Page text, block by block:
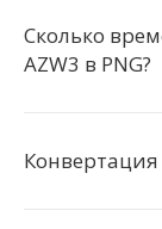
Сколько
AZW3 в PNG?
Конвертация